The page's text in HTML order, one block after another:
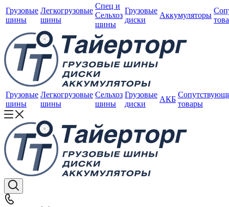
Грузовые
шины
Легкогрузовые
шины
Спец и
Сельхоз
шины
Грузовые
диски
Аккумуляторы
Грузовые
шины
Легкогрузовые
шины
Сельхоз
шины
Грузовые
диски
АКБ
товары